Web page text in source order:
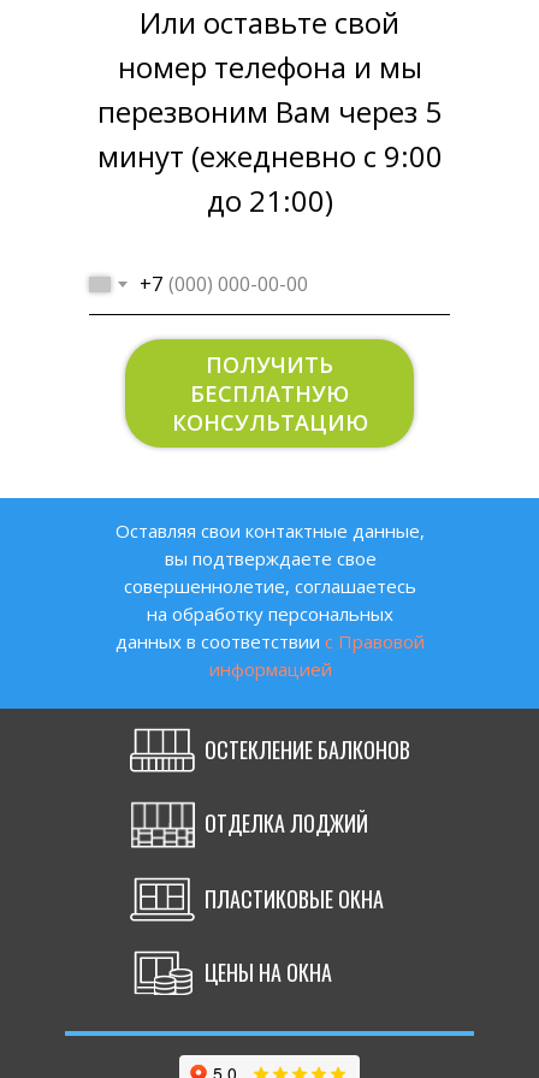
АДРЕС:г. Москва, 3-й
Покровский пр., 7
КЛИЕНТ:Устинова Олеся
АНАЛОГИЧНАЯ ЗАДАЧА?
2 окна и один балконный блок. Монтаж
оконных конструкций под ключ.
или позвоните по телефону 8 (495)
320-12-35
Стоимость
под ключ
+7
ЗАКАЗАТЬ
КОНСУЛЬТАЦИЮ
108400 руб.
Или оставьте свой
номер телефона и мы
перезвоним Вам через 5
минут (ежедневно с 9:00
до 21:00)
+7
ПОЛУЧИТЬ
БЕСПЛАТНУЮ
КОНСУЛЬТАЦИЮ
Оставляя свои контактные данные,
вы подтверждаете свое
совершеннолетие, соглашаетесь
на обработку персональных
данных в соответствии с Правовой
информацией
ОСТЕКЛЕНИЕ БАЛКОНОВ
ОТДЕЛКА ЛОДЖИЙ
ПЛАСТИКОВЫЕ ОКНА
ЦЕНЫ НА ОКНА